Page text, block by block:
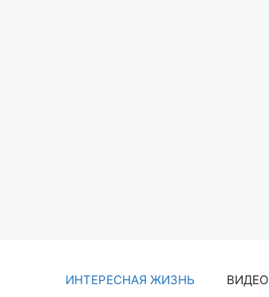
ИНТЕРЕСНАЯ ЖИЗНЬ ВИДЕО